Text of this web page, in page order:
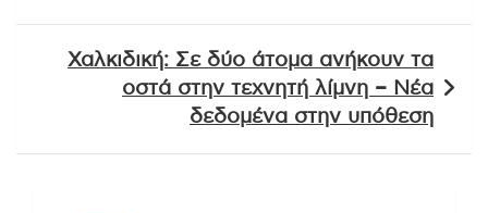
Χαλκιδική: Σε δύο άτομα ανήκουν τα
οστά στην τεχνητή λίμνη – Νέα
δεδομένα στην υπόθεση